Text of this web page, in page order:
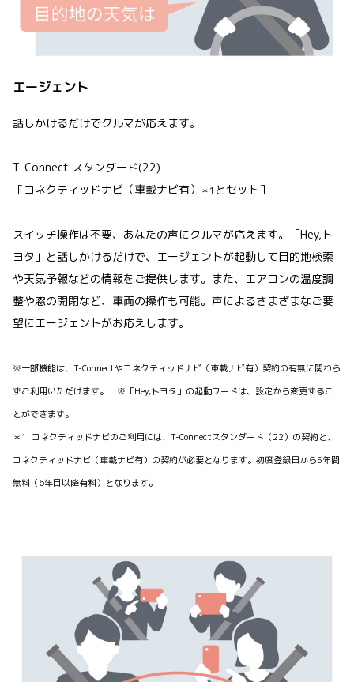
エージェント
話しかけるだけでクルマが応えます。
T-Connect スタンダード(22)
［コネクティッドナビ（車載ナビ有）
＊1 とセット］
スイッチ操作は不要、あなたの声にクルマが応えます。「Hey,ト
ヨタ」と話しかけるだけで、エージェントが起動して目的地検索
や天気予報などの情報をご提供します。また、エアコンの温度調
整や窓の開閉など、車両の操作も可能。声によるさまざまなご要
望にエージェントがお応えします。
※一部機能は、T-Connectやコネクティッドナビ（車載ナビ有）契約の有無に関わら
ずご利用いただけます。 ※「Hey,トヨタ」の起動ワードは、設定から変更するこ
とができます。
＊1. コネクティッドナビのご利用には、T-Connectスタンダード（22）の契約と、
コネクティッドナビ（車載ナビ有）の契約が必要となります。初度登録日から5年間
無料（6年目以降有料）となります。